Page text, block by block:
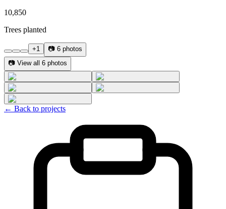
10,850
Trees planted
+1 📷 6 photos
📷 View all 6 photos
← Back to projects